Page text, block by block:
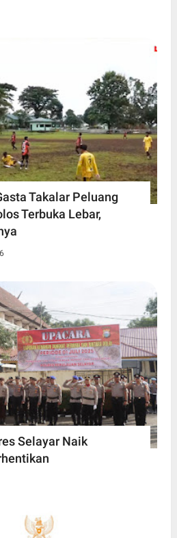
Takalar Peluang
Terbuka Lebar,
Selayar Naik